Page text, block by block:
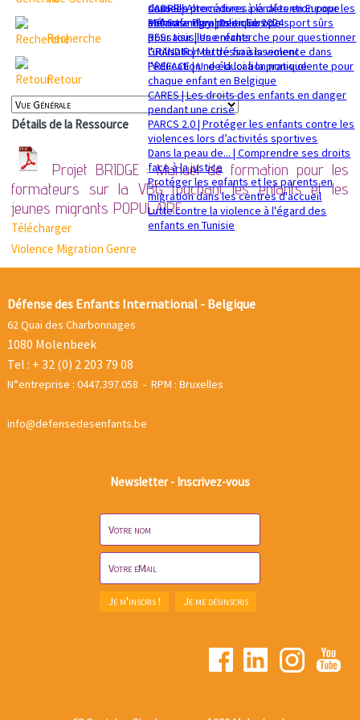
sexuelle
Mémorandum politique 2024
dans les procédures pénales en Europe
360 Safe Play | Des clubs de sport sûrs
pour tous les enfants
GRANDIR | Mettre fin à la violence dans
l’éducation : de la loi à la pratique
CADRE | Alternatives à la détention pour les
enfants migrants en Europe
RESsaisir | Une recherche pour questionner
l'utilisation du déssaisissement
PREFACE | Une éducation non-violente pour
chaque enfant en Belgique
CARES | Les droits des enfants en danger
pendant une crise
PARCS 2.0 | Protéger les enfants contre les
violences lors d’activités sportives
Dans la peau de... | Comprendre ses droits
face à la justice
Protéger les enfants et les parents en
migration dans les centres d'accueil
Lutte contre la violence à l'égard des
enfants en Tunisie
Recherche
Retour
Détails de la Ressource
Projet BRIDGE : Manuel de formation pour les
formateurs sur la VBG touchant les enfants et les
jeunes migrantsPOPULAIRE
Télécharger
Violence MigrationGenre
Défense des Enfants International - Belgique
62 Quai des Charbonnages
1080 Molenbeek
Tel : + 32 (0) 2 203 79 08
N°entreprise : 0447.397.058 - RPM : Bruxelles
info@defensedesenfants.be
Newsletter - Inscrivez-vous